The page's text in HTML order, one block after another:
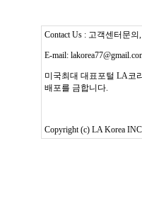
Contact Us : 고객센터문의
E-mail:
미국최대 대표포털 LA코
배포를 금합니다.
Copyright (c) LA Korea